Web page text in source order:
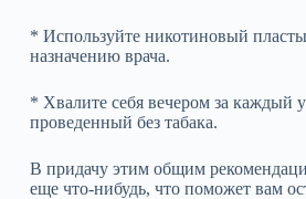
* Используйте никотиновый
назначению врача.
* Хвалите себя вечером за каждый
проведенный без табака.
В придачу этим общим
еще что‑нибудь, что поможет вам